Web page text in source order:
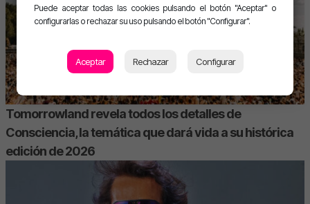
Tomorrowland revela todos los detalles de
Consciencia, la temática que dará vida a su histórica
edición de 2026
Puede aceptar todas las cookies pulsando el botón "Aceptar" o
configurarlas o rechazar su uso pulsando el botón "Configurar".
Aceptar Rechazar Configurar